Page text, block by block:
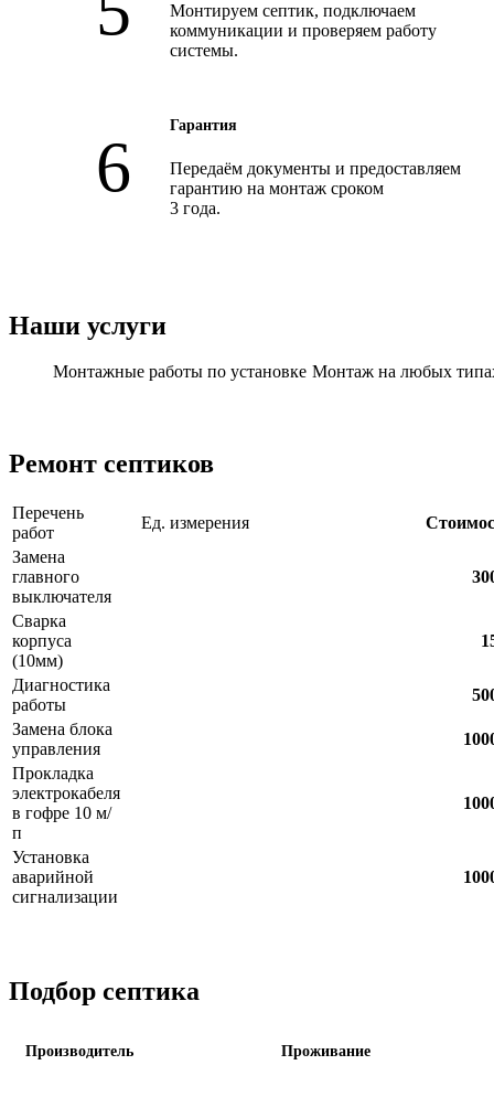
Монтируем септик, подключаем
коммуникации и проверяем работу
системы.
Гарантия
Передаём документы и предоставляем
гарантию на монтаж сроком
3 года.
Наши услуги
Монтажные работы по установке Монтаж на любых
Ремонт септиков
Перечень
работ
Ед. измерения
Замена
главного
выключателя
Сварка
корпуса
(10мм)
Диагностика
работы
Замена блока
управления
Прокладка
электрокабеля
в гофре 10 м/
п
Установка
аварийной
сигнализации
Подбор септика
Производитель Проживание